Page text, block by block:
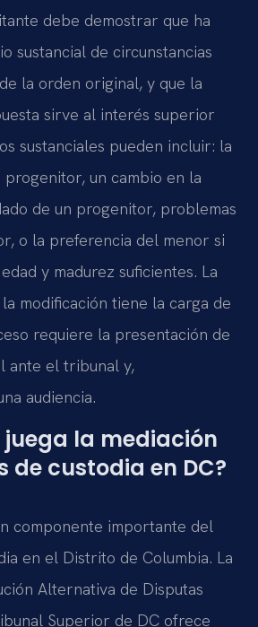
debe demostrar que ha
sustancial de circunstancias
la orden original, y que la
sirve al interés superior
sustanciales pueden incluir: la
progenitor, un cambio en la
de un progenitor, problemas
o la preferencia del menor si
y madurez suficientes. La
modificación tiene la carga de
requiere la presentación de
ante el tribunal y,
audiencia.
juega la mediación
de custodia en DC?
componente importante del
en el Distrito de Columbia. La
Alternativa de Disputas
Superior de DC ofrece